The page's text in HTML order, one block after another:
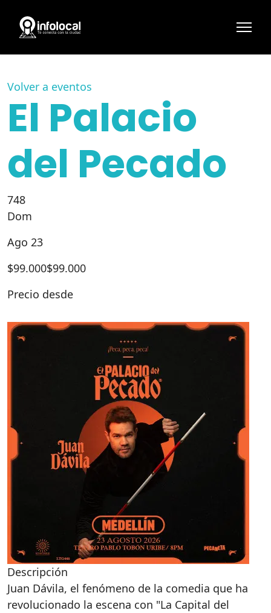
Volver a eventos
El Palacio
del Pecado
748
Dom
Ago 23
$99.000$99.000
Precio desde
Descripción
Juan Dávila, el fenómeno de la comedia que ha
revolucionado la escena con "La Capital del